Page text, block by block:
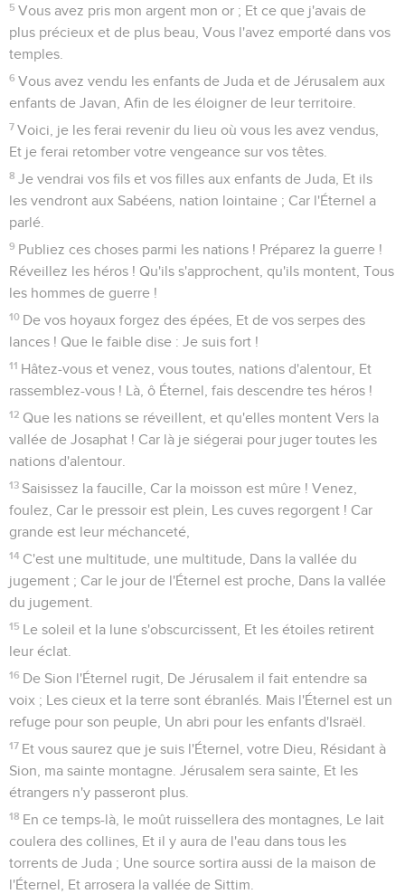
5 Vous avez pris mon argent mon or ; Et ce que j'avais de
plus précieux et de plus beau, Vous l'avez emporté dans vos
temples.
6 Vous avez vendu les enfants de Juda et de Jérusalem aux
enfants de Javan, Afin de les éloigner de leur territoire.
7 Voici, je les ferai revenir du lieu où vous les avez vendus,
Et je ferai retomber votre vengeance sur vos têtes.
8 Je vendrai vos fils et vos filles aux enfants de Juda, Et ils
les vendront aux Sabéens, nation lointaine ; Car l'Éternel a
parlé.
9 Publiez ces choses parmi les nations ! Préparez la guerre !
Réveillez les héros ! Qu'ils s'approchent, qu'ils montent, Tous
les hommes de guerre !
10 De vos hoyaux forgez des épées, Et de vos serpes des
lances ! Que le faible dise : Je suis fort !
11 Hâtez-vous et venez, vous toutes, nations d'alentour, Et
rassemblez-vous ! Là, ô Éternel, fais descendre tes héros !
12 Que les nations se réveillent, et qu'elles montent Vers la
vallée de Josaphat ! Car là je siégerai pour juger toutes les
nations d'alentour.
13 Saisissez la faucille, Car la moisson est mûre ! Venez,
foulez, Car le pressoir est plein, Les cuves regorgent ! Car
grande est leur méchanceté,
14 C'est une multitude, une multitude, Dans la vallée du
jugement ; Car le jour de l'Éternel est proche, Dans la vallée
du jugement.
15 Le soleil et la lune s'obscurcissent, Et les étoiles retirent
leur éclat.
16 De Sion l'Éternel rugit, De Jérusalem il fait entendre sa
voix ; Les cieux et la terre sont ébranlés. Mais l'Éternel est un
refuge pour son peuple, Un abri pour les enfants d'Israël.
17 Et vous saurez que je suis l'Éternel, votre Dieu, Résidant à
Sion, ma sainte montagne. Jérusalem sera sainte, Et les
étrangers n'y passeront plus.
18 En ce temps-là, le moût ruissellera des montagnes, Le lait
coulera des collines, Et il y aura de l'eau dans tous les
torrents de Juda ; Une source sortira aussi de la maison de
l'Éternel, Et arrosera la vallée de Sittim.